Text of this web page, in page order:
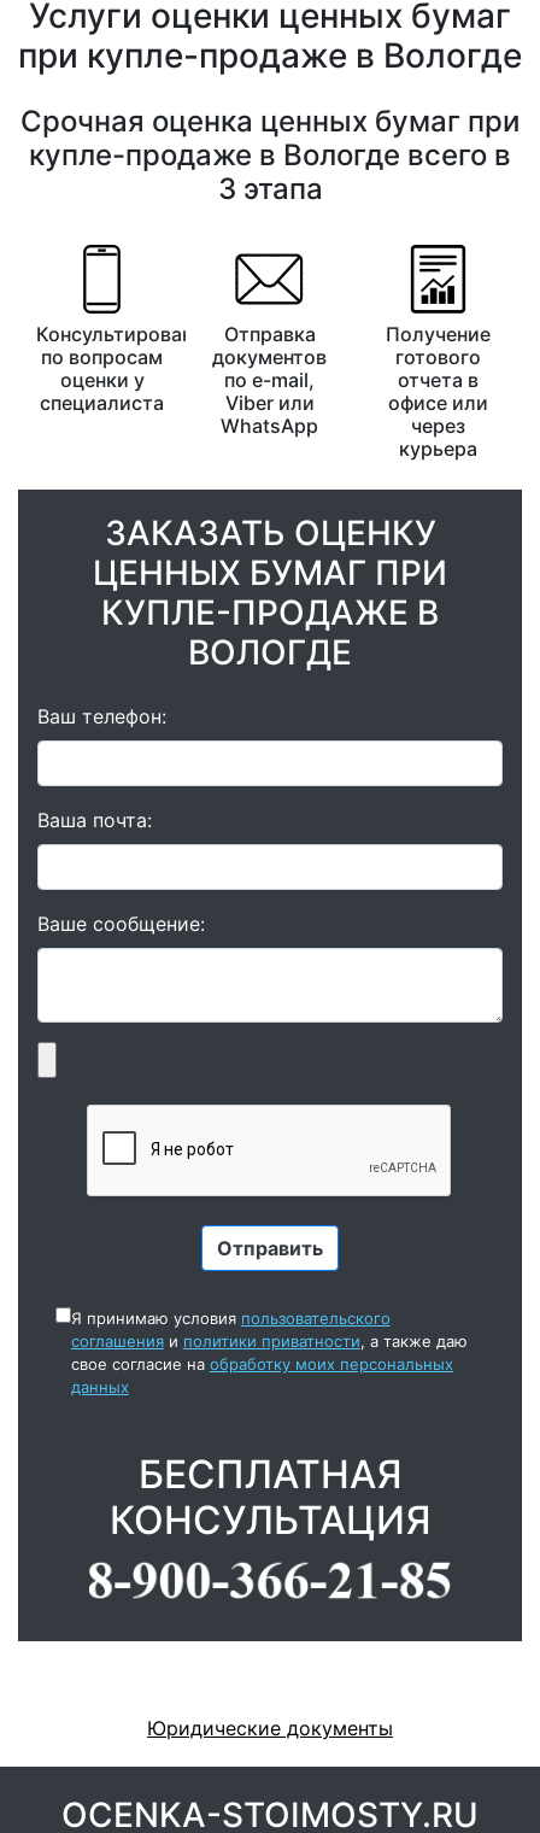
Услуги оценки ценных бумаг
при купле-продаже в Вологде
Срочная оценка ценных бумаг при
купле-продаже в Вологде всего в
3 этапа
Консультирование
по вопросам
оценки у
специалиста
Отправка
документов
по e-mail,
Viber или
WhatsApp
Получение
готового
отчета в
офисе или
через
курьера
ЗАКАЗАТЬ ОЦЕНКУ
ЦЕННЫХ БУМАГ ПРИ
КУПЛЕ-ПРОДАЖЕ В
ВОЛОГДЕ
Ваш телефон:
Ваша почта:
Ваше сообщение:
Я принимаю условия пользовательского
соглашенияи политики приватности, а также даю
свое согласие на обработку моих персональных
данных
БЕСПЛАТНАЯ
КОНСУЛЬТАЦИЯ
Юридические документы
OCENKA-STOIMOSTY.RU